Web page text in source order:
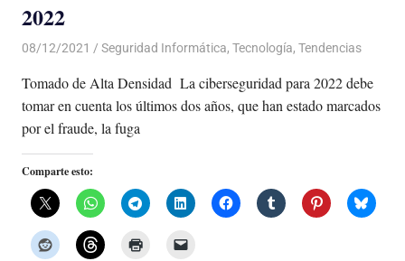
2022
08/12/2021 De todo un Poco
Seguridad Informática, Tecnología, Tendencias
Tomado de Alta Densidad La ciberseguridad para 2022 debe
tomar en cuenta los últimos dos años, que han estado marcados
por el fraude, la fuga
Comparte esto: